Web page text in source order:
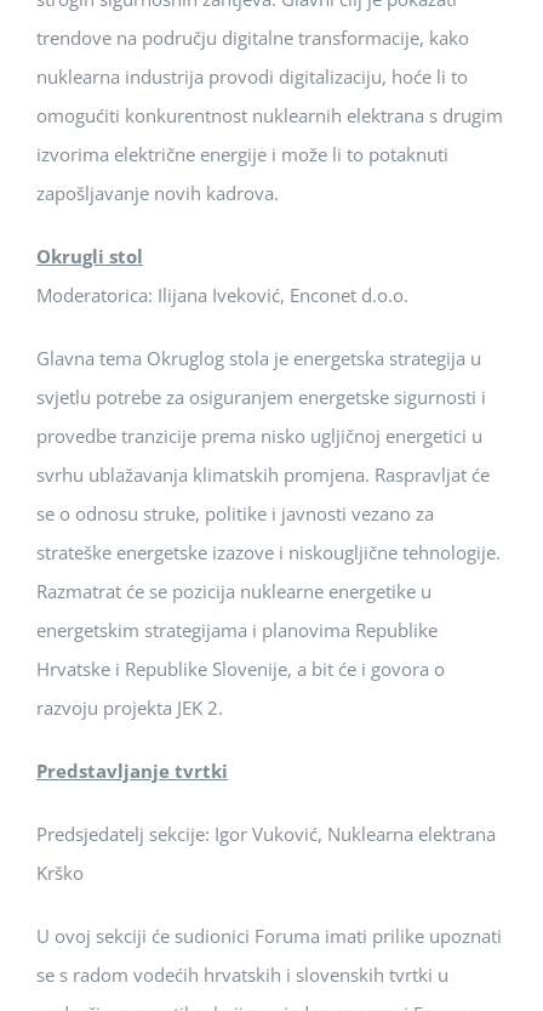
trendove na području digitalne transformacije, kako
nuklearna industrija provodi digitalizaciju, hoće li to
omogućiti konkurentnost nuklearnih elektrana s drugim
izvorima električne energije i može li to potaknuti
zapošljavanje novih kadrova.
Okrugli stol
Moderatorica: Ilijana Iveković, Enconet d.o.o.
Glavna tema Okruglog stola je energetska strategija u
svjetlu potrebe za osiguranjem energetske sigurnosti i
provedbe tranzicije prema nisko ugljičnoj energetici u
svrhu ublažavanja klimatskih promjena. Raspravljat će
se o odnosu struke, politike i javnosti vezano za
strateške energetske izazove i niskougljične tehnologije.
Razmatrat će se pozicija nuklearne energetike u
energetskim strategijama i planovima Republike
Hrvatske i Republike Slovenije, a bit će i govora o
razvoju projekta JEK 2.
Predstavljanje tvrtki
Predsjedatelj sekcije: Igor Vuković, Nuklearna elektrana
Krško
U ovoj sekciji će sudionici Foruma imati prilike upoznati
se s radom vodećih hrvatskih i slovenskih tvrtki u